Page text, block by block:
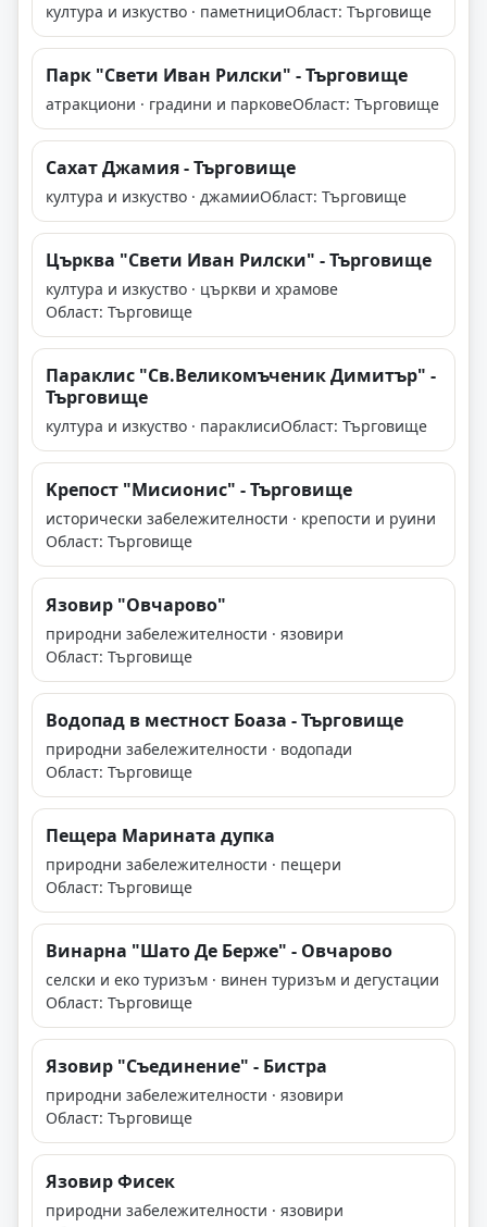
култура и изкуство · паметнициОбласт: Търговище
Парк "Свети Иван Рилски" - Търговище
атракциони · градини и парковеОбласт: Търговище
Сахат Джамия - Търговище
култура и изкуство · джамииОбласт: Търговище
Църква "Свети Иван Рилски" - Търговище
култура и изкуство · църкви и храмове
Област: Търговище
Параклис "Св.Великомъченик Димитър" -
Търговище
култура и изкуство · параклисиОбласт: Търговище
Kрепост "Мисионис" - Търговище
исторически забележителности · крепости и руини
Област: Търговище
Язовир "Овчарово"
природни забележителности · язовири
Област: Търговище
Водопад в местност Боаза - Търговище
природни забележителности · водопади
Област: Търговище
Пещера Марината дупка
природни забележителности · пещери
Област: Търговище
Винарна "Шато Де Берже" - Овчарово
селски и еко туризъм · винен туризъм и дегустации
Област: Търговище
Язовир "Съединение" - Бистра
природни забележителности · язовири
Област: Търговище
Язовир Фисек
природни забележителности · язовири